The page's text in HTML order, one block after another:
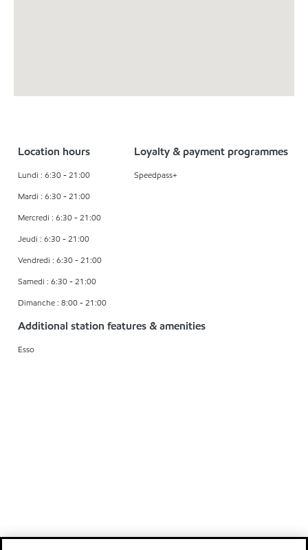
Location hours
Lundi : 6:30 - 21:00
Mardi : 6:30 - 21:00
Mercredi : 6:30 - 21:00
Jeudi : 6:30 - 21:00
Vendredi : 6:30 - 21:00
Samedi : 6:30 - 21:00
Dimanche : 8:00 - 21:00
Loyalty & payment programmes
Speedpass+
Additional station features & amenities
Esso